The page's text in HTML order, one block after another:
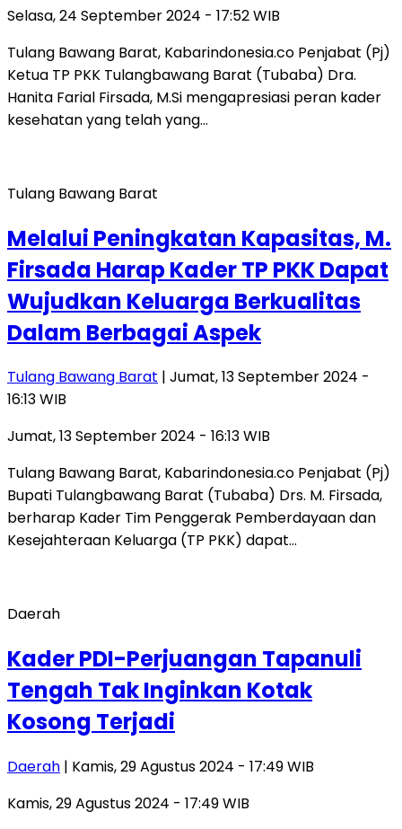
Selasa, 24 September 2024 - 17:52 WIB
Tulang Bawang Barat, Kabarindonesia.co Penjabat (Pj)
Ketua TP PKK Tulangbawang Barat (Tubaba) Dra.
Hanita Farial Firsada, M.Si mengapresiasi peran kader
kesehatan yang telah yang…
Tulang Bawang Barat
Melalui Peningkatan Kapasitas, M.
Firsada Harap Kader TP PKK Dapat
Wujudkan Keluarga Berkualitas
Dalam Berbagai Aspek
Tulang Bawang Barat | Jumat, 13 September 2024 -
16:13 WIB
Jumat, 13 September 2024 - 16:13 WIB
Tulang Bawang Barat, Kabarindonesia.co Penjabat (Pj)
Bupati Tulangbawang Barat (Tubaba) Drs. M. Firsada,
berharap Kader Tim Penggerak Pemberdayaan dan
Kesejahteraan Keluarga (TP PKK) dapat…
Daerah
Kader PDI-Perjuangan Tapanuli
Tengah Tak Inginkan Kotak
Kosong Terjadi
Daerah | Kamis, 29 Agustus 2024 - 17:49 WIB
Kamis, 29 Agustus 2024 - 17:49 WIB